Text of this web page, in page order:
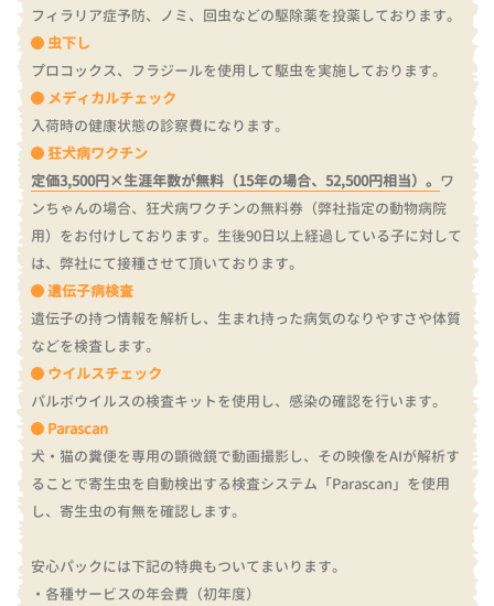
フィラリア症予防、ノミ、回虫などの駆除薬を投薬しております。
虫下し
プロコックス、フラジールを使用して駆虫を実施しております。
メディカルチェック
入荷時の健康状態の診察費になります。
狂犬病ワクチン
定価3,500円×生涯年数が無料（15年の場合、52,500円相当）。 ワ
ンちゃんの場合、狂犬病ワクチンの無料券（弊社指定の動物病院
用）をお付けしております。 生後90日以上経過している子に対して
は、弊社にて接種させて頂いております。
遺伝子病検査
遺伝子の持つ情報を解析し、生まれ持った病気のなりやすさや体質
などを検査します。
ウイルスチェック
パルボウイルスの検査キットを使用し、感染の確認を行います。
Parascan
犬・猫の糞便を専用の顕微鏡で動画撮影し、その映像をAIが解析す
ることで寄生虫を自動検出する検査システム「Parascan」を使用
し、寄生虫の有無を確認します。
安心パックには下記の特典もついてまいります。
・各種サービスの年会費（初年度）